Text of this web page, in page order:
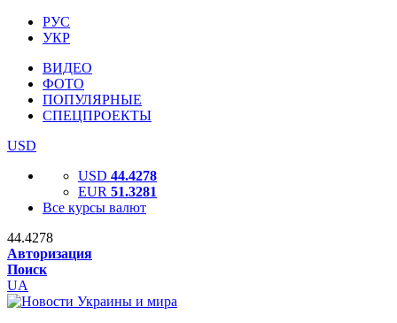
РУС
УКР
ВИДЕО
ФОТО
ПОПУЛЯРНЫЕ
СПЕЦПРОЕКТЫ
USD
USD 44.4278
EUR 51.3281
Все курсы валют
44.4278
Авторизация
Поиск
UA